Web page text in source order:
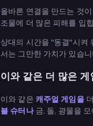
올바른 연결을 만드는 것
조물에 더 많은 피해를 입
상대의 시간을 "동결"시켜
서는 그만한 가치가 있습니
이와 같은 더 많은 게
이와 같은 캐주얼 게임을
블 슈터나금, 돌, 광물을